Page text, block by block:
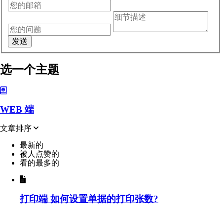
选一个主题
WEB 端
文章排序
最新的
被人点赞的
看的最多的
打印端 如何设置单据的打印张数?